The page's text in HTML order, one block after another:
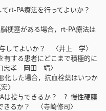
rt-PA療法を行ってよいか？
梗塞がある場合，rt-PA療法は
してよいか？ 〈井上 学〉
する患者にどこまで積極的に
忠孝 岡田 靖〉
した場合，抗血栓薬はいつか
〉
は投与できるか？ ? 慢性硬膜
きるか？ 〈寺崎修司〉